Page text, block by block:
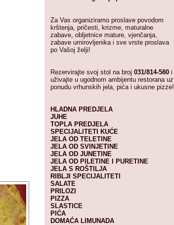
Za Vas organiziramo proslave povodom
krštenja, pričesti, krizme, maturalne
zabave, obljetnice mature, vjenčanja,
zabave umirovljenika i sve vrste proslava
po Vašoj želji!
Rezervirajte svoj stol na broj 031/814-580 i
uživajte u ugodnom ambijentu restorana uz
ponudu vrhunskih jela, pića i ukusne pizze!
HLADNA PREDJELA
JUHE
TOPLA PREDJELA
SPECIJALITETI KUĆE
JELA OD TELETINE
JELA OD SVINJETINE
JELA OD JUNETINE
JELA OD PILETINE I PURETINE
JELA S ROŠTILJA
RIBLJI SPECIJALITETI
SALATE
PRILOZI
PIZZA
SLASTICE
PIĆA
DOMAĆA LIMUNADA